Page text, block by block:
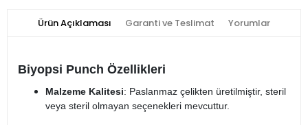
Ürün Açıklaması Garanti ve Teslimat Yorumlar
Biyopsi Punch Özellikleri
Malzeme Kalitesi: Paslanmaz çelikten üretilmiştir, steril
veya steril olmayan seçenekleri mevcuttur.